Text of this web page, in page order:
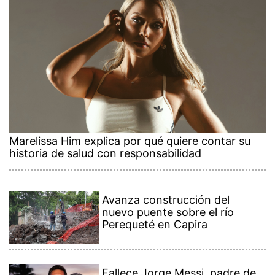
Marelissa Him explica por qué quiere contar su
historia de salud con responsabilidad
Avanza construcción del
nuevo puente sobre el río
Perequeté en Capira